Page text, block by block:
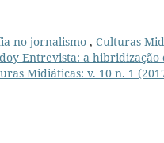
no jornalismo , Culturas
Entrevista: a hibridização
Midiáticas: v. 10 n. 1